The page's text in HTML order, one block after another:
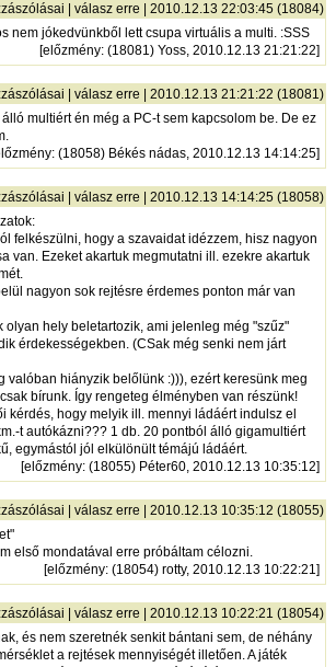
válasz erre | 2010.12.13 22:03:45 (18084)
nem jókedvünkből lett csupa virtuális a multi. :SSS
[előzmény: (18081) Yoss, 2010.12.13 21:21:22]
válasz erre | 2010.12.13 21:21:22 (18081)
multiért én még a PC-t sem kapcsolom be. De ez
: (18058) Békés nádas, 2010.12.13 14:14:25]
válasz erre | 2010.12.13 14:14:25 (18058)
felkészülni, hogy a szavaidat idézzem, hisz nagyon
van. Ezeket akartuk megmutatni ill. ezekre akartuk
nagyon sok rejtésre érdemes ponton már van
olyan hely beletartozik, ami jelenleg még "szűz"
érdekességekben. (CSak még senki nem járt
valóban hiányzik belőlünk :))), ezért keresünk meg
bírunk. Így rengeteg élményben van részünk!
kérdés, hogy melyik ill. mennyi ládáért indulsz el
t autókázni??? 1 db. 20 pontból álló gigamultiért
egymástól jól elkülönült témájú ládáért.
[előzmény: (18055) Péter60, 2010.12.13 10:35:12]
válasz erre | 2010.12.13 10:35:12 (18055)
első mondatával erre próbáltam célozni.
[előzmény: (18054) rotty, 2010.12.13 10:22:21]
válasz erre | 2010.12.13 10:22:21 (18054)
és nem szeretnék senkit bántani sem, de néhány
a rejtések mennyiségét illetően. A játék